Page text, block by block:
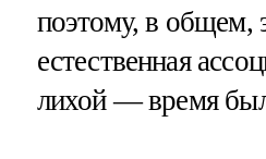
поэтому, в общем,
естественная
лихой — время